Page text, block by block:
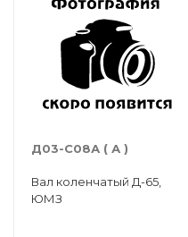
Д03-С08А ( А )
Вал коленчатый Д-65,
ЮМЗ